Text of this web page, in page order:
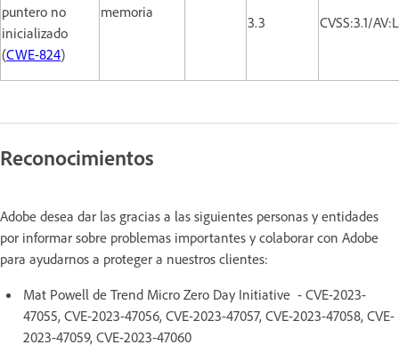
puntero no
inicializado
(CWE-824)
memoria
3.3
CVSS:3.1/
Reconocimientos
Adobe desea dar las gracias a las siguientes personas y entidades
por informar sobre problemas importantes y colaborar con Adobe
para ayudarnos a proteger a nuestros clientes:
Mat Powell de Trend Micro Zero Day Initiative - CVE-2023-
47055, CVE-2023-47056, CVE-2023-47057, CVE-2023-47058, CVE-
2023-47059, CVE-2023-47060